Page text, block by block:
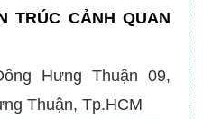
TRÚC CẢNH QUAN
Hưng Thuận 09,
Thuận, Tp.HCM